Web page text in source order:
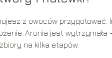
z owoców przygotować.
Aronia jest wytrzymała
na kilka etapów.